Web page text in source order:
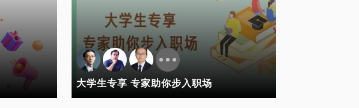
大学生专享 专家助你步入职场